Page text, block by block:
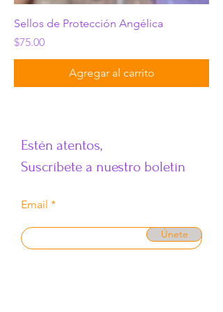
Sellos de Protección Angélica
Precio
$75.00
Agregar al carrito
​Estén atentos,
Suscríbete a nuestro boletín
Email
Únete